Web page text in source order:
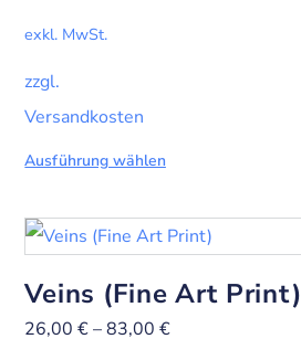
exkl. MwSt.
zzgl.
Versandkosten
Ausführung wählen
Veins (Fine Art Print)
26,00€–83,00€